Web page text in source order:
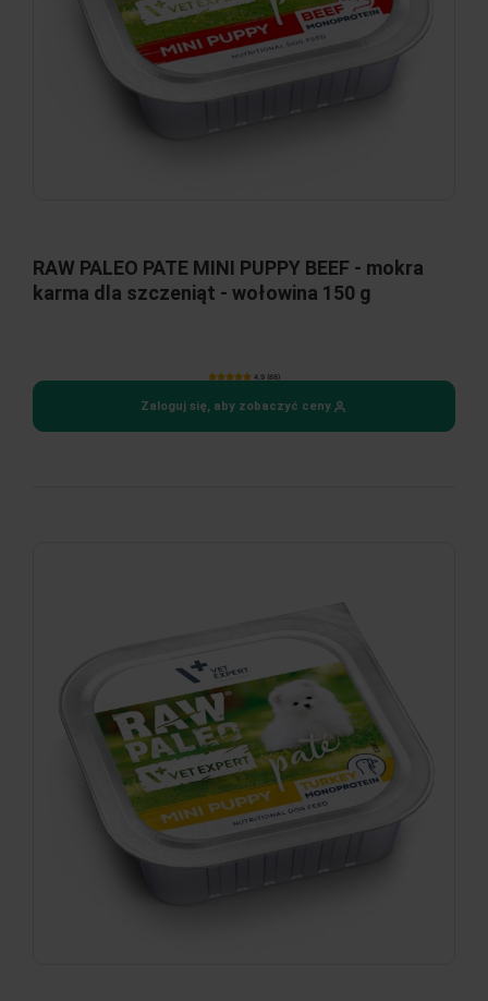
RAW PALEO PATE MINI PUPPY BEEF - mokra
karma dla szczeniąt - wołowina 150 g
4.9 (88)
Zaloguj się, aby zobaczyć ceny